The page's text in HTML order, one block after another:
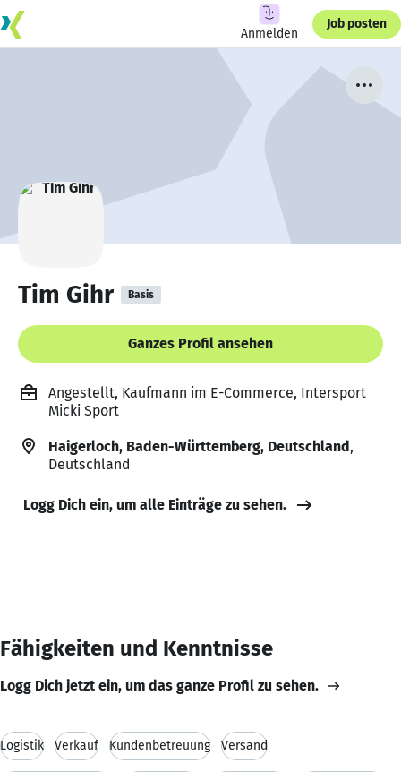
Anmelden
Job posten
Tim Gihr Basis
Ganzes Profil ansehen
Angestellt, Kaufmann im E-Commerce, Intersport
Micki Sport
Haigerloch, Baden-Württemberg, Deutschland,
Deutschland
Logg Dich ein, um alle Einträge zu sehen.
Fähigkeiten und Kenntnisse
Logg Dich jetzt ein, um das ganze Profil zu sehen.
Logistik Verkauf Kundenbetreuung Versand